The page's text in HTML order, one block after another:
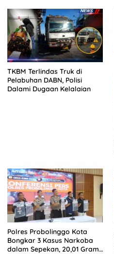
KELUARGA KORBAN
MENGAMUK DI PN MALANG
TKBM Terlindas Truk di
Pelabuhan DABN, Polisi
Dalami Dugaan Kelalaian
Polres Probolinggo Kota
Bongkar 3 Kasus Narkoba
dalam Sepekan, 20,01 Gram